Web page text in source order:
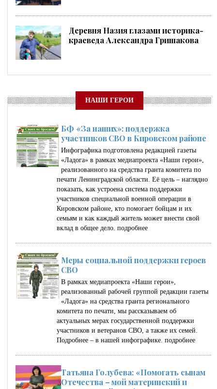
Деревня Назия глазами историка-
краеведа Александра Гришакова
НАШИ ГЕРОИ
БФ «За наших»: поддержка
участников СВО в Кировском районе
Инфографика подготовлена редакцией газеты
«Ладога» в рамках медиапроекта «Наши герои»,
реализованного на средства гранта комитета по
печати Ленинградской области. Её цель – наглядно
показать, как устроена система поддержки
участников специальной военной операции в
Кировском районе, кто помогает бойцам и их
семьям и как каждый житель может внести свой
вклад в общее дело. подробнее
Меры социальной поддержки героев
СВО
В рамках медиапроекта «Наши герои»,
реализованный рабочей группой редакции газеты
«Ладога» на средства гранта регионального
комитета по печати, мы рассказываем об
актуальных мерах государственной поддержки
участников и ветеранов СВО, а также их семей.
Подробнее – в нашей инфографике. подробнее
Татьяна Голубева: «Помогать сынам
Отечества – мой материнский и